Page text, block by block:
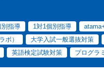
別指導 1対1個別指導
ボ）
大学入試一般選抜対策
英語検定試験対策 プログラ